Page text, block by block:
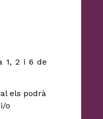
1, 2 i 6 de
els podrà
o